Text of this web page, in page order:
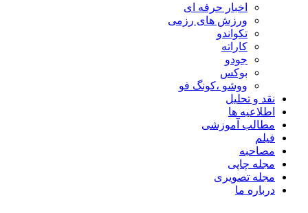
اخبار حرفه ای
ورزش های رزمی
تکواندو
کاراته
جودو
بوکس
ووشو ،کونگ فو
نقد و تحلیل
اطلاعیه ها
مطالب آموزشی
فیلم
مصاحبه
مجله چاپی
مجله تصویری
درباره ما